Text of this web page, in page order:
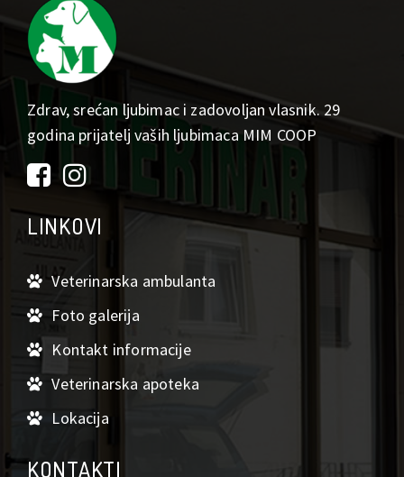
Zdrav, srećan ljubimac i zadovoljan vlasnik. 29
godina prijatelj vaših ljubimaca MIM COOP
LINKOVI
Veterinarska ambulanta
Foto galerija
Kontakt informacije
Veterinarska apoteka
Lokacija
KONTAKTI